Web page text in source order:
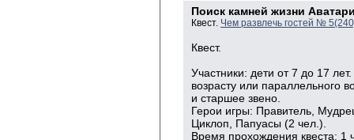
Поиск камней жизни
Квест. Чем развлечь гостей №
Квест.
Участники: дети от 7 до 17
возрасту или параллельного
и старшее звено.
Герои игры: Правитель,
Циклоп, Папуасы (2 чел.).
Время прохождения квеста: 1